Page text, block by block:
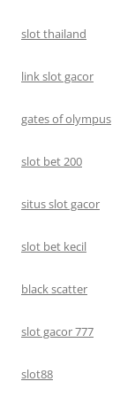
slot thailand
link slot gacor
gates of olympus
slot bet 200
situs slot gacor
slot bet kecil
black scatter
slot gacor 777
slot88